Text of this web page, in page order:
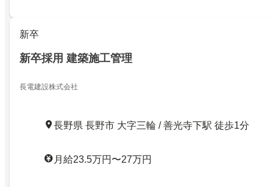
新卒
新卒採用 建築施工管理
長電建設株式会社
長野県 長野市 大字三輪 / 善光寺下駅 徒歩1分
月給23.5万円〜27万円